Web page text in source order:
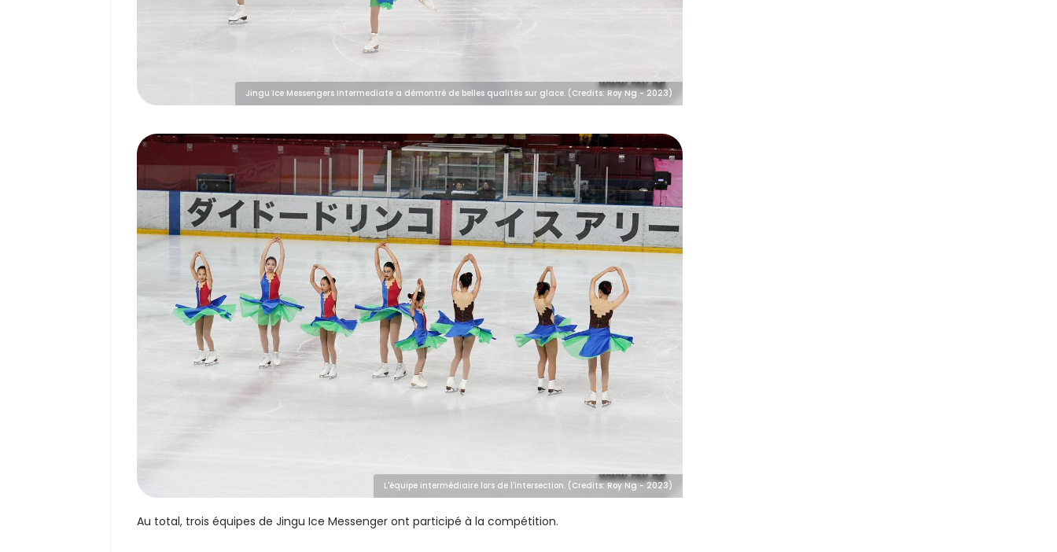
Jingu Ice Messengers Intermediate a démontré de belles qualités sur glace. (Credits: Roy Ng - 2023)
L'équipe intermédiaire lors de l'intersection. (Credits: Roy Ng - 2023)
Au total, trois équipes de Jingu Ice Messenger ont participé à la compétition.